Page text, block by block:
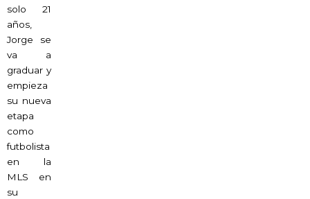
solo 21
años,
Jorge se
va a
graduar y
empieza
su nueva
etapa
como
futbolista
en la
MLS en
su